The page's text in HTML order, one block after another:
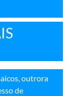
outrora
de